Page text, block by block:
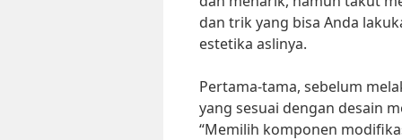
dan trik yang bisa Anda
estetika aslinya.
Pertama-tama, sebelum
yang sesuai dengan desain
“Memilih komponen